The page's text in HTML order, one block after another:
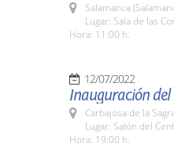
Salamanca
Lugar: Sala de las
Hora: 11:00 h.
12/07/2022
Inauguración
Carbajosa de la
Lugar: Salón del
Hora: 19:00 h.